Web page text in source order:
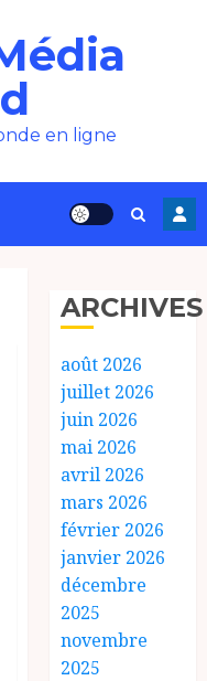
en ligne
ARCHIVES
août 2026
juillet 2026
juin 2026
mai 2026
avril 2026
mars 2026
février 2026
janvier 2026
décembre
2025
novembre
2025